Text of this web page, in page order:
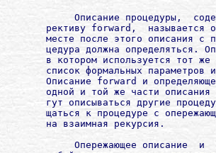
Описание процедуры,
рективу forward,  называется
месте после этого описания с
цедура должна определяться.
в котором используется тот
список формальных параметров
Описание forward и
одной и той же части
гут описываться другие
щаться к процедуре с
        на взаимная рекурсия.
Опережающее описание  и